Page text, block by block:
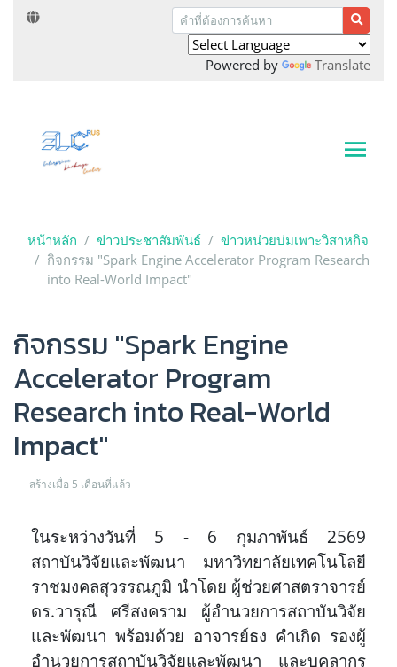
Powered by Translate
หน้าหลัก ข่าวประชาสัมพันธ์
ข่าวหน่วยบ่มเพาะวิสาหกิจ
กิจกรรม "Spark Engine Accelerator Program Research
into Real-World Impact"
กิจกรรม "Spark Engine
Accelerator Program
Research into Real-World
Impact"
สร้างเมื่อ 5 เดือนที่แล้ว
ในระหว่างวันที่ 5 - 6 กุมภาพันธ์ 2569
สถาบันวิจัยและพัฒนา มหาวิทยาลัยเทคโนโลยี
ราชมงคลสุวรรณภูมิ นำโดย ผู้ช่วยศาสตราจารย์
ดร.วารุณี ศรีสงคราม ผู้อำนวยการสถาบันวิจัย
และพัฒนา พร้อมด้วย อาจารย์ธง คำเกิด รองผู้
อำนวยการสถาบันวิจัยและพัฒนา และบุคลากร